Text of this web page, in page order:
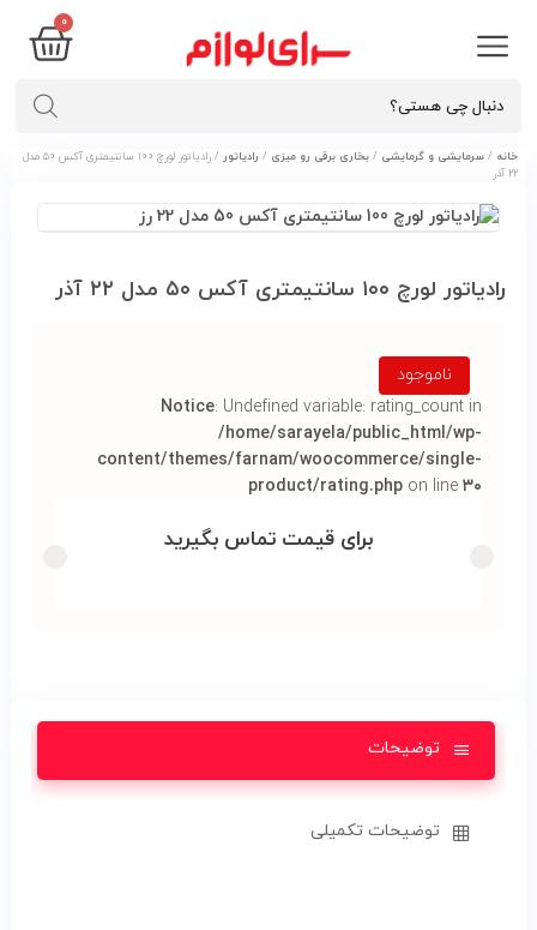
0
خانه / سرمایشی و گرمایشی / بخاری برقی رو میزی / رادیاتور
/ رادیاتور لورچ ۱۰۰ سانتیمتری آکس ۵۰ مدل
۲۲ آذر
رادیاتور لورچ ۱۰۰ سانتیمتری آکس ۵۰ مدل ۲۲ آذر
ناموجود
Notice: Undefined variable: rating_count in
/home/sarayela/public_html/wp-
content/themes/farnam/woocommerce/single-
product/rating.php on line۳۰
برای قیمت تماس بگیرید
توضیحات
توضیحات تکمیلی